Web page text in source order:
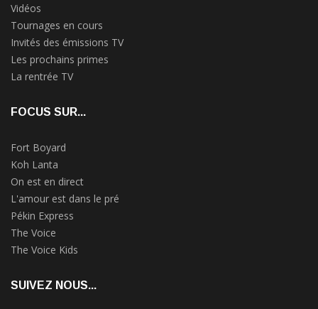
Vidéos
Tournages en cours
Invités des émissions TV
Les prochains primes
La rentrée TV
FOCUS SUR...
Fort Boyard
Koh Lanta
On est en direct
L'amour est dans le pré
Pékin Express
The Voice
The Voice Kids
SUIVEZ NOUS...